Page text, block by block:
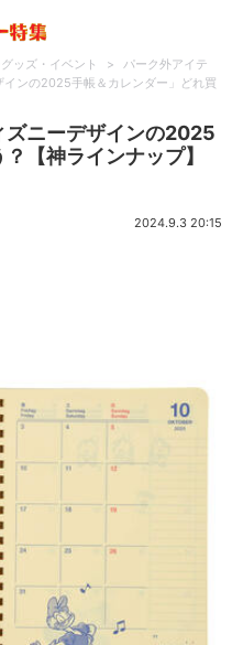
ッズ・イベント >
パーク外アイテ
ンの2025手帳＆カレンダー」どれ買
ズニーデザインの2025
【神ラインナップ】
2024.9.3 20:15